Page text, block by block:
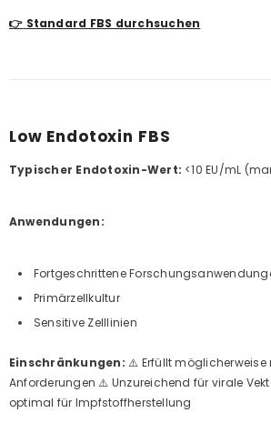
👉 Standard FBS durchsuchen
Low Endotoxin FBS
Typischer Endotoxin-Wert: <10 EU/mL
Anwendungen:
Fortgeschrittene
Primärzellkultur
Sensitive Zelllinien
Einschränkungen: ⚠️ Erfüllt möglicherweise
Anforderungen ⚠️ Unzureichend für virale
optimal für Impfstoffherstellung